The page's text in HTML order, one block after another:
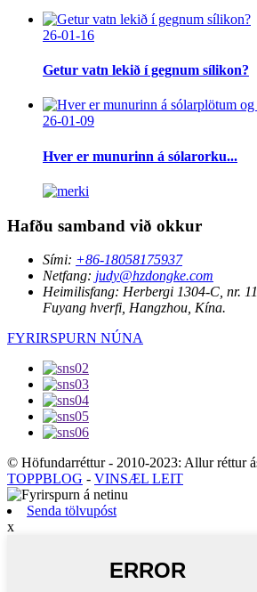
26-01-16
Getur vatn lekið í gegnum sílikon?
26-01-09
Hver er munurinn á sólarorku...
Hafðu samband við okkur
Sími: +86-18058175937
Netfang: judy@hzdongke.com
Heimilisfang: Herbergi 1304-C, nr.
Fuyang hverfi, Hangzhou, Kína.
FYRIRSPURN NÚNA
© Höfundarréttur - 2010-2023: Allur réttur
TOPPBLOG - VINSÆL LEIT
Senda tölvupóst
x